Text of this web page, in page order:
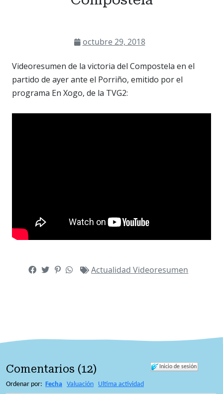
octubre 29, 2018
Videoresumen de la victoria del Compostela en el
partido de ayer ante el Porriño, emitido por el
programa En Xogo, de la TVG2:
ActualidadVideoresumen
Inicio de sesión
Comentarios (12)
Ordenar por: Fecha Valuación Ultima actividad